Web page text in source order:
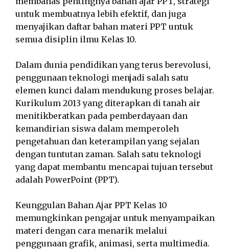
untuk membuatnya lebih efektif, dan juga
menyajikan daftar bahan materi PPT untuk
semua disiplin ilmu Kelas 10.
Dalam dunia pendidikan yang terus berevolusi,
penggunaan teknologi menjadi salah satu
elemen kunci dalam mendukung proses belajar.
Kurikulum 2013 yang diterapkan di tanah air
menitikberatkan pada pemberdayaan dan
kemandirian siswa dalam memperoleh
pengetahuan dan keterampilan yang sejalan
dengan tuntutan zaman. Salah satu teknologi
yang dapat membantu mencapai tujuan tersebut
adalah PowerPoint (PPT).
Keunggulan Bahan Ajar PPT Kelas 10
memungkinkan pengajar untuk menyampaikan
materi dengan cara menarik melalui
penggunaan grafik, animasi, serta multimedia.